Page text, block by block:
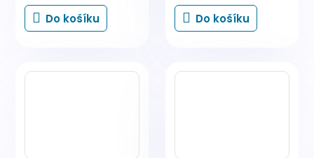
cena:
Do košíku
cena:
Do košíku